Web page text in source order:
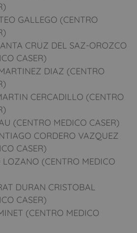
GALLEGO (CENTRO
CRUZ DEL SAZ-OROZCO
CASER)
DIAZ (CENTRO
CERCADILLO (CENTRO
(CENTRO MEDICO CASER)
CORDERO VAZQUEZ
CASER)
LOZANO (CENTRO MEDICO
DURAN CRISTOBAL
CASER)
(CENTRO MEDICO